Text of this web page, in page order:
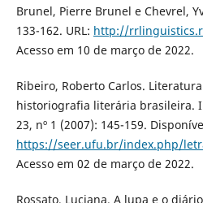
Brunel, Pierre Brunel e Chevrel,
133-162. URL: http://
Acesso em 10 de março de 2022.
Ribeiro, Roberto Carlos.
historiografia literária brasileira. I
23, nº 1 (2007): 145-159.
https://seer.ufu.br/index.php/
Acesso em 02 de março de 2022.
Rossato, Luciana. A lupa e o